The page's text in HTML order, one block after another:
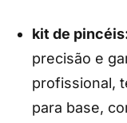
kit de
precisão e
profissional,
para base,